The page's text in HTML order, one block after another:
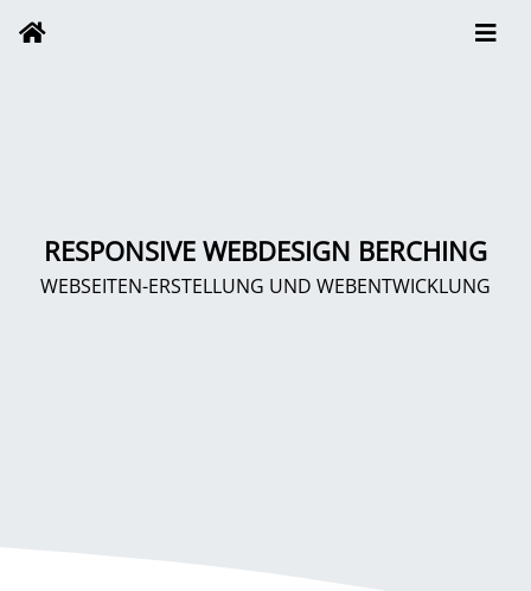
RESPONSIVE WEBDESIGN BERCHING
WEBSEITEN-ERSTELLUNG UND WEBENTWICKLUNG